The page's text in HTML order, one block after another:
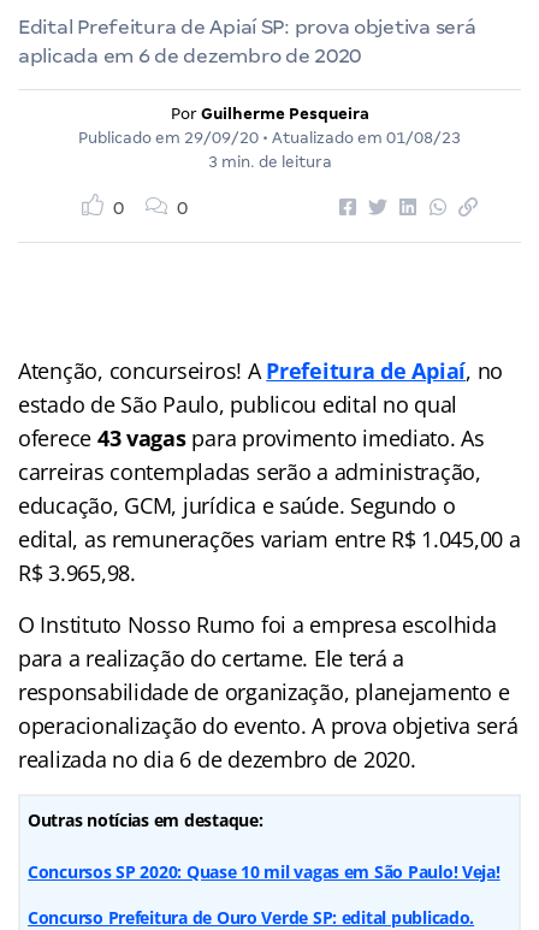
Edital Prefeitura de Apiaí SP: prova objetiva será
aplicada em 6 de dezembro de 2020
Por Guilherme Pesqueira
Publicado em 29/09/20 • Atualizado em 01/08/23
3 min. de leitura
0 0
Atenção, concurseiros! APrefeitura de Apiaí, no
estado de São Paulo, publicou edital no qual
oferece 43 vagaspara provimento imediato. As
carreiras contempladas serão a administração,
educação, GCM, jurídica e saúde. Segundo o
edital, as remunerações variam entre R$ 1.045,00 a
R$ 3.965,98.
O Instituto Nosso Rumo foi a empresa escolhida
para a realização do certame. Ele terá a
responsabilidade de organização, planejamento e
operacionalização do evento. A prova objetiva será
realizada no dia 6 de dezembro de 2020.
Outras notícias em destaque:
Concursos SP 2020: Quase 10 mil vagas em São Paulo! Veja!
Concurso Prefeitura de Ouro Verde SP: edital publicado.